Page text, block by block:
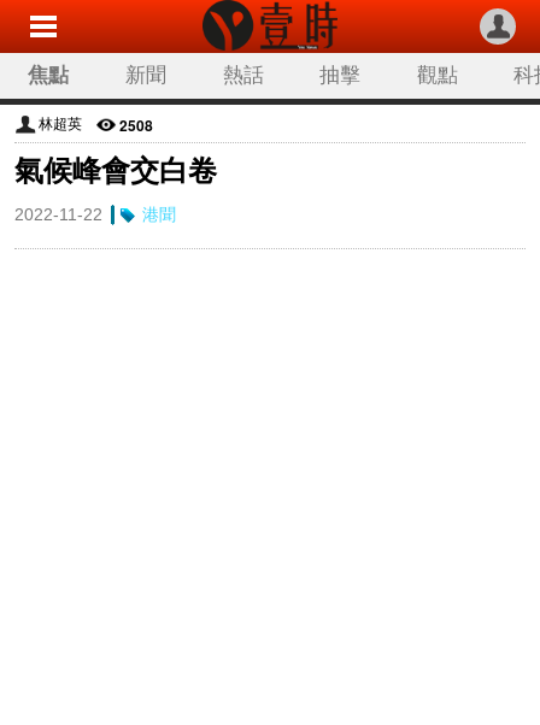
焦點 新聞 熱話 抽擊 觀點 科
林超英 2508
氣候峰會交白卷
2022-11-22 港聞